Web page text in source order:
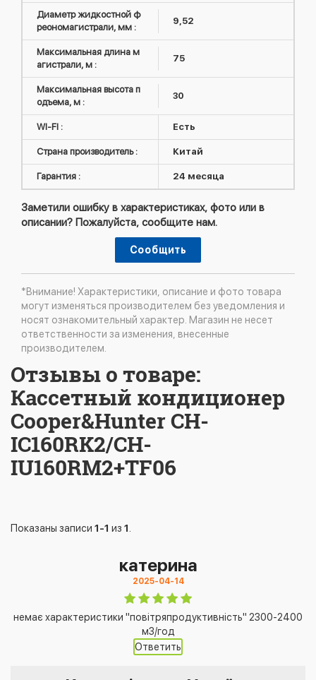
Диаметр жидкостной ф
реономагистрали, мм :
9,52
Максимальная длина м
агистрали, м :
75
Максимальная высота п
одъема, м :
30
WI-FI : Есть
Страна производитель : Китай
Гарантия : 24 месяца
Заметили ошибку в характеристиках, фото или в
описании? Пожалуйста, сообщите нам.
Сообщить
*Внимание! Характеристики, описание и фото товара
могут изменяться производителем без уведомления и
носят ознакомительный характер. Магазин не несет
ответственности за изменения, внесенные
производителем.
Отзывы о товаре:
Кассетный кондиционер
Cooper&Hunter CH-
IC160RK2/CH-
IU160RM2+TF06
Показаны записи 1-1 из 1
катерина
2025-04-14
немає характеристики "повітряпродуктивність" 2300-2400
м3/год
Ответить